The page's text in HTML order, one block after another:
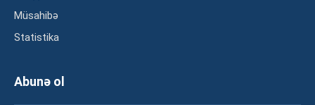
Müsahibə
Statistika
Abunə ol